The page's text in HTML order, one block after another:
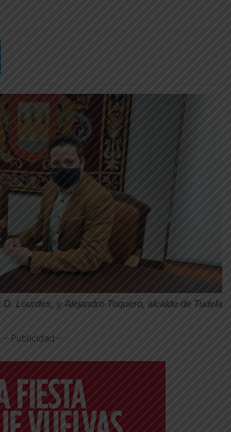
Lourdes, y Alejandro Toquero, alcalde de Tudela
-- Publicidad --